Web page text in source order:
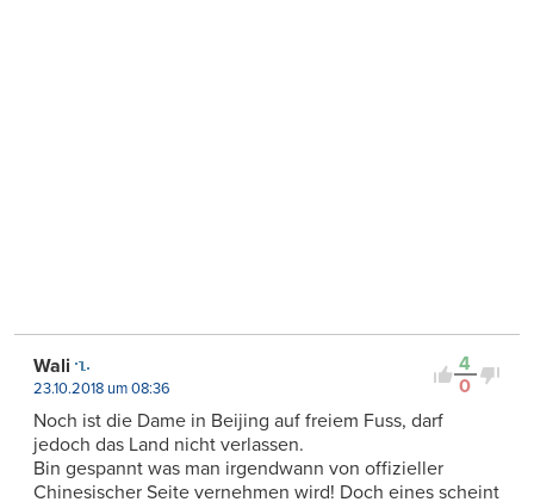
4
0
Wali
23.10.2018 um 08:36
Noch ist die Dame in Beijing auf freiem Fuss, darf
jedoch das Land nicht verlassen.
Bin gespannt was man irgendwann von offizieller
Chinesischer Seite vernehmen wird! Doch eines scheint